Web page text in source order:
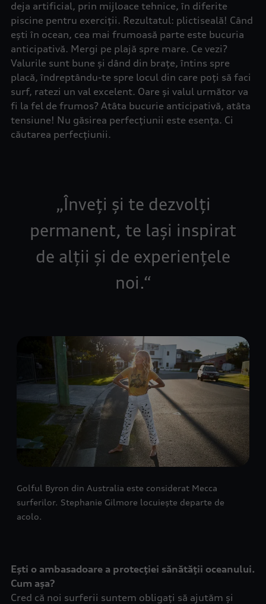
deja artificial, prin mijloace tehnice, în diferite
piscine pentru exerciții. Rezultatul: plictiseală! Când
ești în ocean, cea mai frumoasă parte este bucuria
anticipativă. Mergi pe plajă spre mare. Ce vezi?
Valurile sunt bune și dând din brațe, întins spre
placă, îndreptându-te spre locul din care poți să faci
surf, ratezi un val excelent. Oare și valul următor va
fi la fel de frumos? Atâta bucurie anticipativă, atâta
tensiune! Nu găsirea perfecțiunii este esența. Ci
căutarea perfecțiunii.
Înveți și te dezvolți
permanent, te lași inspirat
de alții și de experiențele
noi.
Golful Byron din Australia este considerat Mecca
surferilor. Stephanie Gilmore locuiește departe de
acolo.
Ești o ambasadoare a protecției sănătății oceanului.
Cum așa?
Cred că noi surferii suntem obligați să ajutăm și